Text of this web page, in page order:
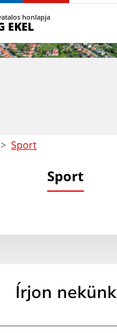
honlapja
EKEL
Sport
Sport
Írjon nekünk